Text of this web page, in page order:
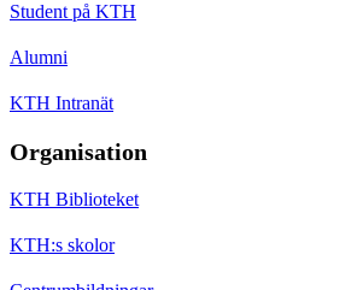
Student på KTH
Alumni
KTH Intranät
Organisation
KTH Biblioteket
KTH:s skolor